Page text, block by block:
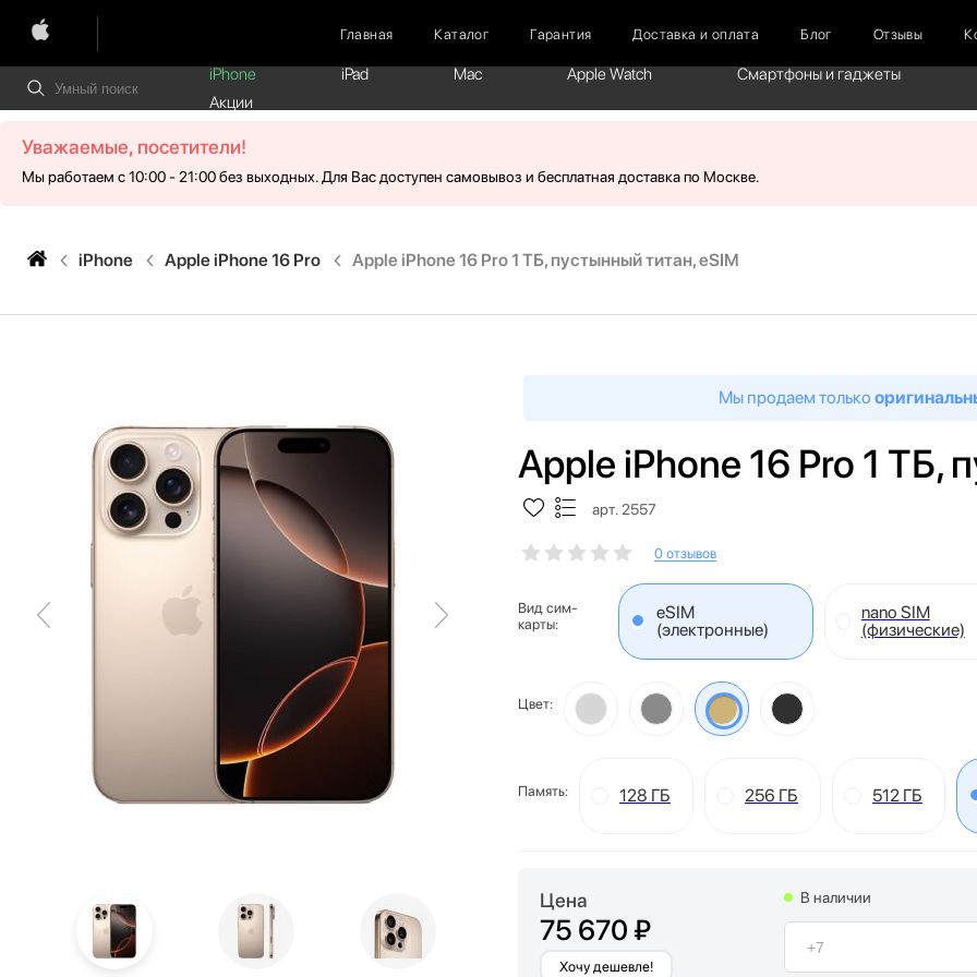
Главная Каталог Гарантия Доставка и оплата Блог Отзывы
iPhone iPad Mac Apple Watch
Смартфоны и гаджеты
Акции
Уважаемые, посетители!
Мы работаем с 10:00 - 21:00 без выходных. Для Вас доступен самовывоз и бесплатная доставка по Москве.
iPhone Apple iPhone 16 Pro Apple iPhone 16 Pro 1 ТБ, пустынный титан, eSIM
Мы продаем только
Apple iPhone 16 Pro 1 ТБ,
арт. 2557
0 отзывов
Вид сим-
карты:
eSIM
(электронные)
nano SIM
(физические)
Цвет:
Память: 128 ГБ 256 ГБ 512 ГБ
Цена
75 670 ₽
Хочу дешевле!
В наличии